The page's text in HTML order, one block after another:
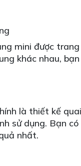
mini được
khác nhau,
là thiết kế
sử dụng. Bạn
nhất.